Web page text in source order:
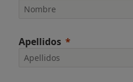
Apellidos